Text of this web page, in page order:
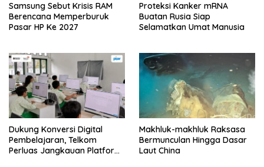
Samsung Sebut Krisis RAM
Berencana Memperburuk
Pasar HP Ke 2027
Proteksi Kanker mRNA
Buatan Rusia Siap
Selamatkan Umat Manusia
Dukung Konversi Digital
Pembelajaran, Telkom
Perluas Jangkauan Platform
Makhluk-makhluk Raksasa
Bermunculan Hingga Dasar
Laut China